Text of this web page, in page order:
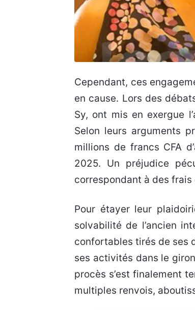
Cependant, ces
en cause. Lors des
Sy, ont mis en exergue
Selon leurs arguments
millions de francs CFA
2025. Un préjudice
correspondant à des
Pour étayer leur
solvabilité de l’ancien
confortables tirés de ses
ses activités dans le
procès s’est finalement
multiples renvois,